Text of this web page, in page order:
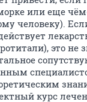
или еще
человеку).
это не
курс